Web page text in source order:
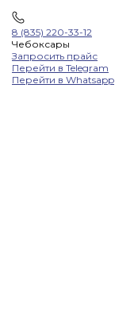
8 (835) 220-33-12
Чебоксары
Запросить прайс
Перейти в Telegram
Перейти в Whatsapp